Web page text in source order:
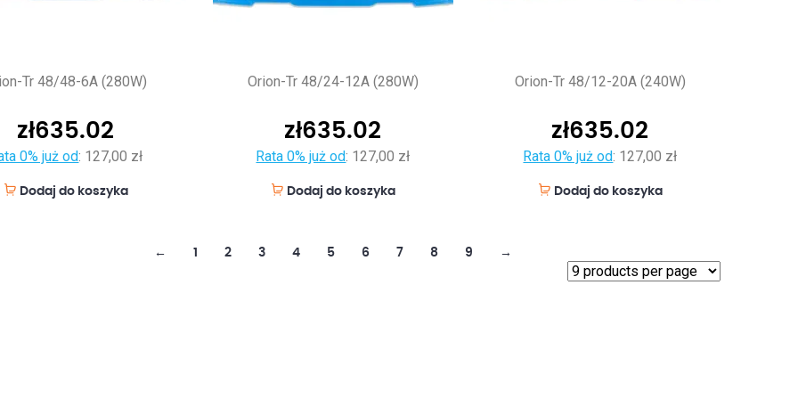
Tr 48/48-6A (280W)
zł635.02
0% już od: 127,00 zł
Dodaj do koszyka
Orion-Tr 48/24-12A (280W)
zł635.02
Rata 0% już od: 127,00 zł
Dodaj do koszyka
Orion-Tr 48/12-20A (240W)
zł635.02
Rata 0% już od: 127,00 zł
Dodaj do koszyka
← 1 2 3 4 5 6 7 8 9 →